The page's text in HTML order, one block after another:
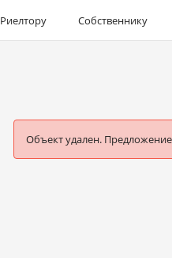
Риелтору Собственнику
Объект удален.